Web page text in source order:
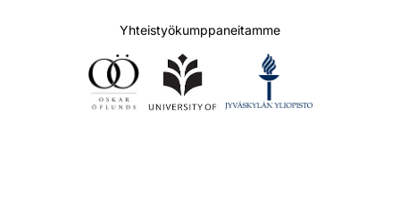
Yhteistyökumppaneitamme